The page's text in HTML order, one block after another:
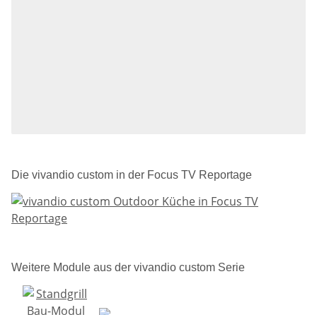
Die vivandio custom in der Focus TV Reportage
Weitere Module aus der vivandio custom Serie